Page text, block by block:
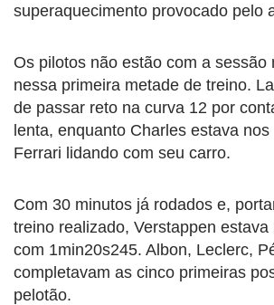
superaquecimento provocado pelo
Os pilotos não estão com a sessão
nessa primeira metade de treino.
de passar reto na curva 12 por
lenta, enquanto Charles estava
Ferrari lidando com seu carro.
Com 30 minutos já rodados e,
treino realizado, Verstappen estava
com 1min20s245. Albon, Leclerc,
completavam as cinco primeiras
pelotão.